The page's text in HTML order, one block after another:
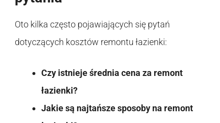
Oto kilka często pojawiających się pytań
dotyczących kosztów remontu łazienki:
Czy istnieje średnia cena za remont
łazienki?
Jakie są najtańsze sposoby na remont